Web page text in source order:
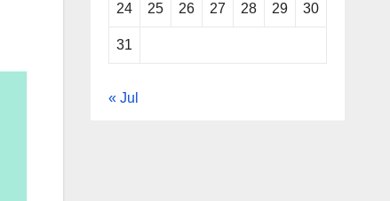
24 25 26 27 28 29 30
31
« Jul